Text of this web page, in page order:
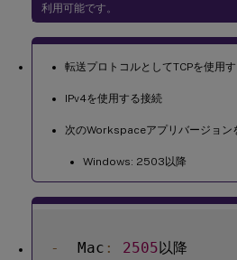
利用可能です。
転送プロトコルとしてTCPを使用
IPv4を使用する接続
次のWorkspaceアプリバージョン
Windows: 2503以降
-
  Mac
: 2505